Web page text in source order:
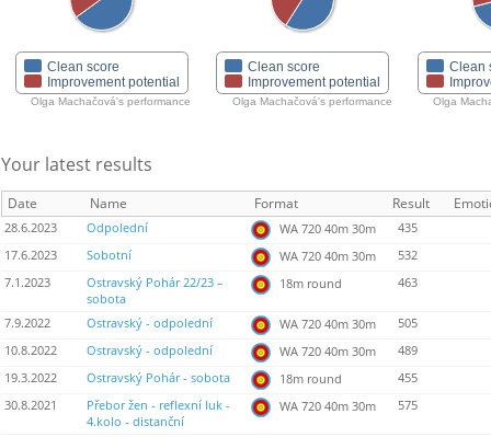
Clean score
Improvement potential
Olga Machačová's performance
Clean score
Improvement potential
Olga Machačová's performance
Clean
Olga
Your latest results
Date Name Format Result
28.6.2023 Odpolední WA 720 40m 30m
435
17.6.2023
Sobotní WA 720 40m 30m
532
7.1.2023
Ostravský Pohár 22/23 –
sobota
18m round 463
7.9.2022 Ostravský - odpolední WA 720 40m 30m
505
10.8.2022
Ostravský - odpolední WA 720 40m 30m
489
19.3.2022
Ostravský Pohár - sobota 18m round
455
30.8.2021
Přebor žen - reflexní luk -
4.kolo - distanční
WA 720 40m 30m 575